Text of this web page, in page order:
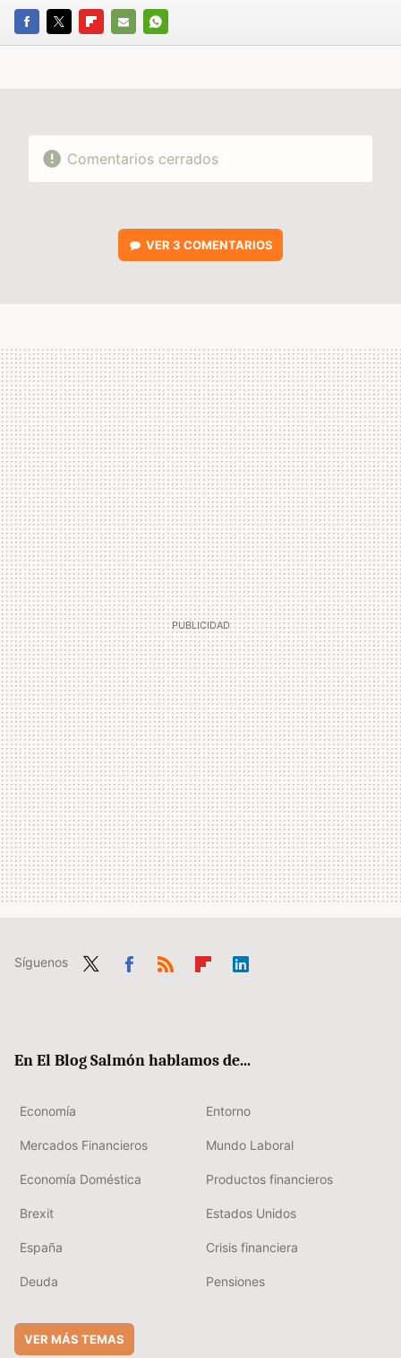
FACEBOOK
TWITTERFLIPBOARD
E-
WHATSAPP
Comentarios cerrados
VER 3 COMENTARIOS
Síguenos
En El Blog Salmón hablamos de...
Economía Entorno
Mercados Financieros Mundo Laboral
Economía Doméstica Productos financieros
Brexit Estados Unidos
España Crisis financiera
Deuda Pensiones
VER MÁS TEMAS